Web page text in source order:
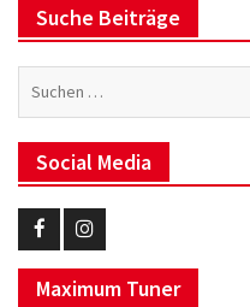
Suche Beiträge
Suchen
nach:
Social Media
FacebookInstagram
Maximum Tuner